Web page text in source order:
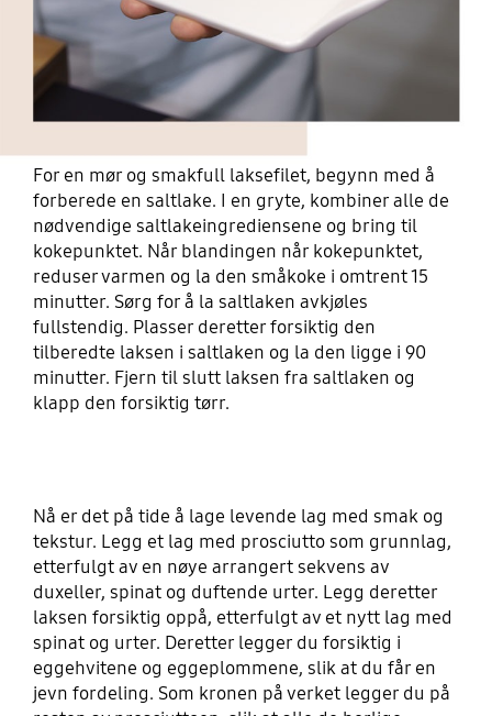
For en mør og smakfull laksefilet, begynn med å
forberede en saltlake. I en gryte, kombiner alle de
nødvendige saltlakeingrediensene og bring til
kokepunktet. Når blandingen når kokepunktet,
reduser varmen og la den småkoke i omtrent 15
minutter. Sørg for å la saltlaken avkjøles
fullstendig. Plasser deretter forsiktig den
tilberedte laksen i saltlaken og la den ligge i 90
minutter. Fjern til slutt laksen fra saltlaken og
klapp den forsiktig tørr.
Nå er det på tide å lage levende lag med smak og
tekstur. Legg et lag med prosciutto som grunnlag,
etterfulgt av en nøye arrangert sekvens av
duxeller, spinat og duftende urter. Legg deretter
laksen forsiktig oppå, etterfulgt av et nytt lag med
spinat og urter. Deretter legger du forsiktig i
eggehvitene og eggeplommene, slik at du får en
jevn fordeling. Som kronen på verket legger du på